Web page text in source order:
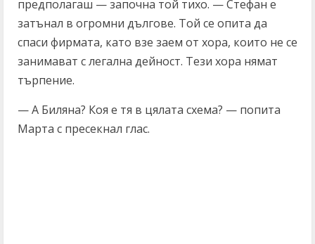
предполагаш — започна той тихо. — Стефан е
затънал в огромни дългове. Той се опита да
спаси фирмата, като взе заем от хора, които не се
занимават с легална дейност. Тези хора нямат
търпение.
— А Биляна? Коя е тя в цялата схема? — попита
Марта с пресекнал глас.